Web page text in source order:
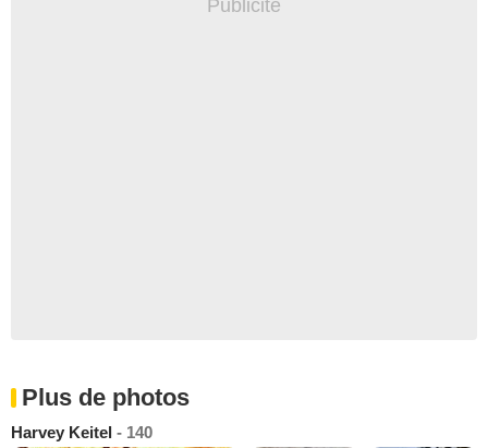
Plus de photos
Harvey Keitel - 140